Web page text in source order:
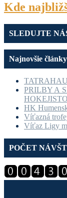
Kde
SLEDUJTE
Najnovšie články
PRILBY A
HK
Víťazná
Víťaz Ligy
POČET